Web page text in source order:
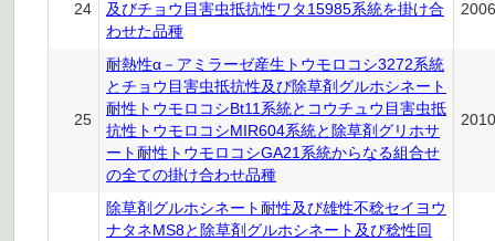
24
及びチョウ目害虫抵抗性ワタ15985系統を掛け合
わせた品種
25
耐熱性α－アミラーゼ産生トウモロコシ3272系統
とチョウ目害虫抵抗性及び除草剤グルホシネート
耐性トウモロコシBt11系統とコウチュウ目害虫抵
抗性トウモロコシMIR604系統と除草剤グリホサ
ート耐性トウモロコシGA21系統からなる組合せ
の全ての掛け合わせ品種
除草剤グルホシネート耐性及び雄性不稔セイヨウ
ナタネMS8と除草剤グルホシネート及び稔性回